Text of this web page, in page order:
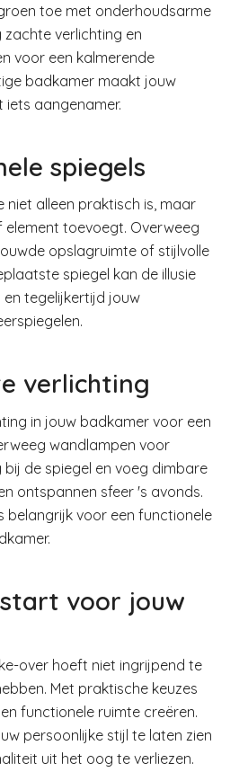
toe met onderhoudsarme
verlichting en
voor een kalmerende
badkamer maakt jouw
aangenamer.
spiegels
niet alleen praktisch is, maar
toevoegt. Overweeg
opslagruimte of stijlvolle
spiegel kan de illusie
tegelijkertijd jouw
verlichting
in jouw badkamer voor een
wandlampen voor
de spiegel en voeg dimbare
ontspannen sfeer 's avonds.
belangrijk voor een functionele
voor jouw
over hoeft niet ingrijpend te
Met praktische keuzes
functionele ruimte creëren.
persoonlijke stijl te laten zien
uit het oog te verliezen.